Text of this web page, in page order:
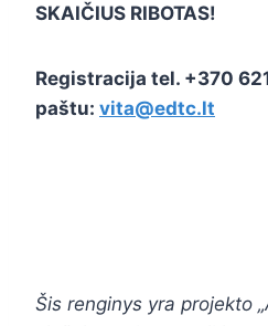
SKAIČIUS RIBOTAS!
Registracija tel. +370
paštu: vita@edtc.lt
Šis renginys yra projekto